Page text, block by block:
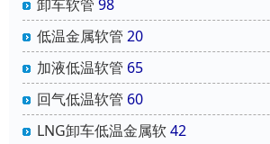
卸车软管 98
低温金属软管 20
加液低温软管 65
回气低温软管 60
LNG卸车低温金属软42